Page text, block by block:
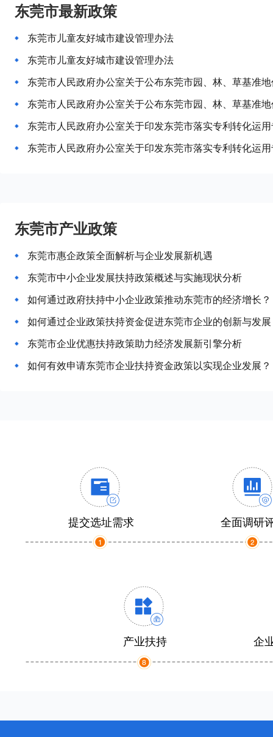
东莞市最新政策
东莞市儿童友好城市建设管理办法
东莞市儿童友好城市建设管理办法
东莞市人民政府办公室关于印发东莞市落实专利转化运
东莞市人民政府办公室关于印发东莞市落实专利转化运
东莞市产业政策
东莞市惠企政策全面解析与企业发展新机遇
东莞市中小企业发展扶持政策概述与实施现状分析
如何通过政府扶持中小企业政策推动东莞市的经济增长？
如何通过企业政策扶持资金促进东莞市企业的创新与发
东莞市企业优惠扶持政策助力经济发展新引擎分析
如何有效申请东莞市企业扶持资金政策以实现企业发展？
提交选址需求 全面调研
产业扶持 企